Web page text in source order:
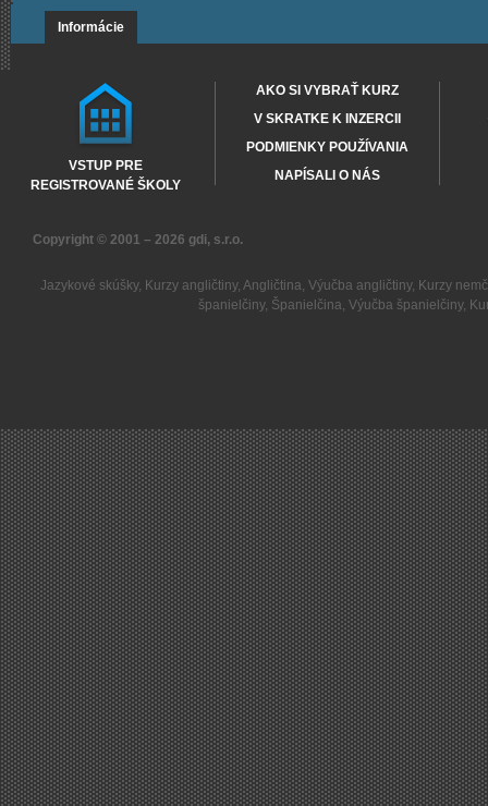
Informácie
VSTUP PRE
REGISTROVANÉ ŠKOLY
AKO SI VYBRAŤ KURZ
V SKRATKE K INZERCII
PODMIENKY POUŽÍVANIA
NAPÍSALI O NÁS
Copyright © 2001 – 2026 gdi, s.r.o.
Jazykové skúšky, Kurzy angličtiny, Angličtina, Výučba angličtiny, Kurzy
španielčiny, Španielčina, Výučba španielčiny,